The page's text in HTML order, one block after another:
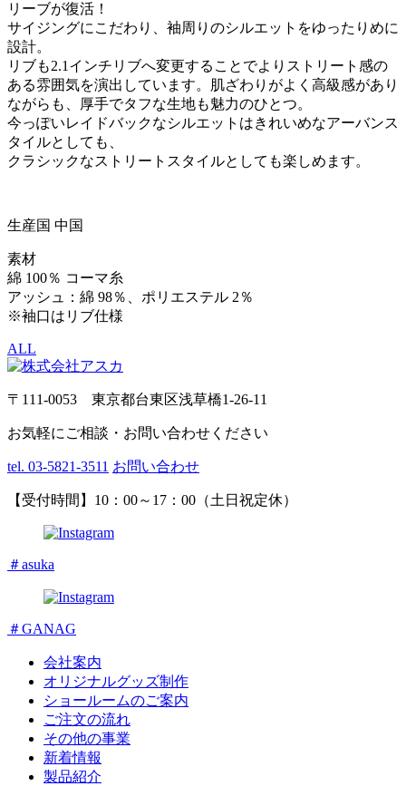
リーブが復活！
サイジングにこだわり、袖周りのシルエットをゆったりめに
設計。
リブも2.1インチリブへ変更することでよりストリート感の
ある雰囲気を演出しています。肌ざわりがよく高級感があり
ながらも、厚手でタフな生地も魅力のひとつ。
今っぽいレイドバックなシルエットはきれいめなアーバンス
タイルとしても、
クラシックなストリートスタイルとしても楽しめます。
生産国 中国
素材
綿 100％ コーマ糸
アッシュ：綿 98％、ポリエステル 2％
※袖口はリブ仕様
ALL
〒111-0053 東京都台東区浅草橋1-26-11
お気軽にご相談・お問い合わせください
tel. 03-5821-3511 お問い合わせ
【受付時間】10：00～17：00（土日祝定休）
＃asuka
＃GANAG
会社案内
オリジナルグッズ制作
ショールームのご案内
ご注文の流れ
その他の事業
新着情報
製品紹介